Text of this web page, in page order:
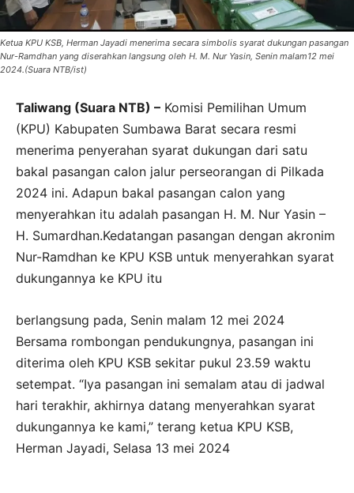
Ketua KPU KSB, Herman Jayadi menerima secara simbolis syarat dukungan pasangan
Nur-Ramdhan yang diserahkan langsung oleh H. M. Nur Yasin, Senin malam12 mei
2024.(Suara NTB/ist)
Taliwang (Suara NTB) – Komisi Pemilihan Umum
(KPU) Kabupaten Sumbawa Barat secara resmi
menerima penyerahan syarat dukungan dari satu
bakal pasangan calon jalur perseorangan di Pilkada
2024 ini. Adapun bakal pasangan calon yang
menyerahkan itu adalah pasangan H. M. Nur Yasin –
H. Sumardhan.Kedatangan pasangan dengan akronim
Nur-Ramdhan ke KPU KSB untuk menyerahkan syarat
dukungannya ke KPU itu
berlangsung pada, Senin malam 12 mei 2024
Bersama rombongan pendukungnya, pasangan ini
diterima oleh KPU KSB sekitar pukul 23.59 waktu
setempat. “Iya pasangan ini semalam atau di jadwal
hari terakhir, akhirnya datang menyerahkan syarat
dukungannya ke kami,” terang ketua KPU KSB,
Herman Jayadi, Selasa 13 mei 2024